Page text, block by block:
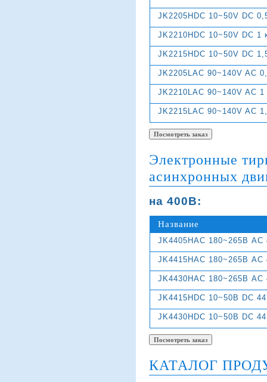
JK2205HDC 10~50V DC
JK2210HDC 10~50V DC 1
JK2215HDC 10~50V DC
JK2205LAC 90~140V AC
JK2210LAC 90~140V AC
JK2215LAC 90~140V AC
Электронные
асинхронных
на 400В:
Название
JK4405HAC 180~265В
JK4415HAC 180~265В
JK4430HAC 180~265В
JK4415HDC 10~50В DC
JK4430HDC 10~50В DC
КАТАЛОГ